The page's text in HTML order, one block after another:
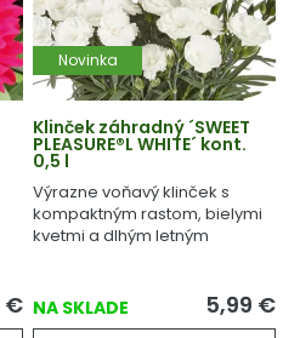
€
Novinka
Klinček záhradný ´SWEET
PLEASURE®L WHITE´ kont.
0,5 l
Výrazne voňavý klinček s
kompaktným rastom, bielymi
kvetmi a dlhým letným
NA SKLADE 5,99 €